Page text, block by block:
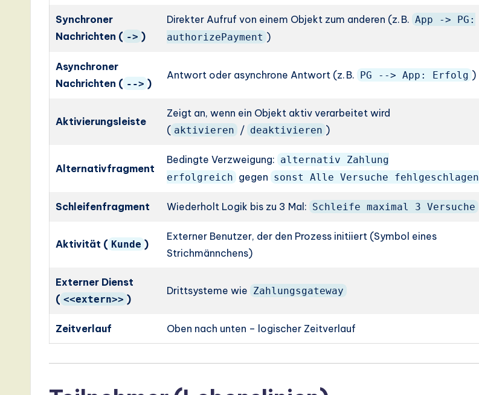
Synchroner
Nachrichten ( -> )
Direkter Aufruf von einem Objekt zum anderen (z. B. App -> PG:
authorizePayment )
Asynchroner
Nachrichten ( --> )
Antwort oder asynchrone Antwort (z. B. PG --> App: Erfolg )
Aktivierungsleiste
Zeigt an, wenn ein Objekt aktiv verarbeitet wird
( aktivieren / deaktivieren )
Alternativfragment
Bedingte Verzweigung: alternativ Zahlung
erfolgreich gegen sonst Alle Versuche fehlgeschlagen
Schleifenfragment Wiederholt Logik bis zu 3 Mal: Schleife maximal 3 Versuche
Aktivität ( Kunde )
Externer Benutzer, der den Prozess initiiert (Symbol eines
Strichmännchens)
Externer Dienst
( <<extern>> )
Drittsysteme wie Zahlungsgateway
Zeitverlauf Oben nach unten – logischer Zeitverlauf